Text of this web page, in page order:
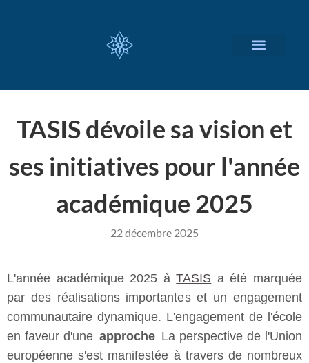
TASIS dévoile sa vision et
ses initiatives pour l'année
académique 2025
22 décembre 2025
L'année académique 2025 àTASIS a été marquée
par des réalisations importantes et un engagement
communautaire dynamique. L'engagement de l'école
en faveur d'une approche La perspective de l'Union
européenne s'est manifestée à travers de nombreux